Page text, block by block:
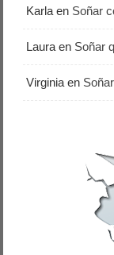
Karla en Soñar
Laura en Soñar
Virginia en